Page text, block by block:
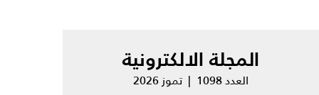
المجلة الالكترونية
العدد 1098 | تموز 2026